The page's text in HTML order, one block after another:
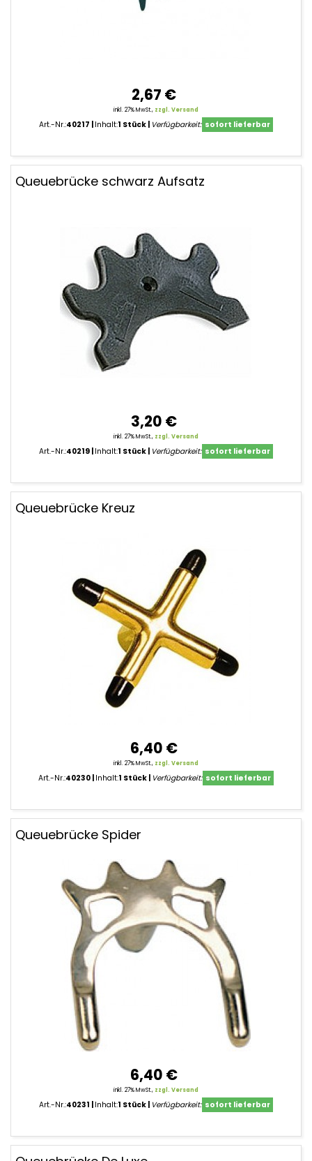
2,67 €
inkl. 27% MwSt., zzgl. Versand
Art.-Nr.:40217 Inhalt:1 Stück Verfügbarkeit: sofort lieferbar
Queuebrücke schwarz Aufsatz
3,20 €
inkl. 27% MwSt., zzgl. Versand
Art.-Nr.:40219 Inhalt:1 Stück Verfügbarkeit: sofort lieferbar
Queuebrücke Kreuz
6,40 €
inkl. 27% MwSt., zzgl. Versand
Art.-Nr.:40230 Inhalt:1 Stück Verfügbarkeit: sofort lieferbar
Queuebrücke Spider
6,40 €
inkl. 27% MwSt., zzgl. Versand
Art.-Nr.:40231 Inhalt:1 Stück Verfügbarkeit: sofort lieferbar